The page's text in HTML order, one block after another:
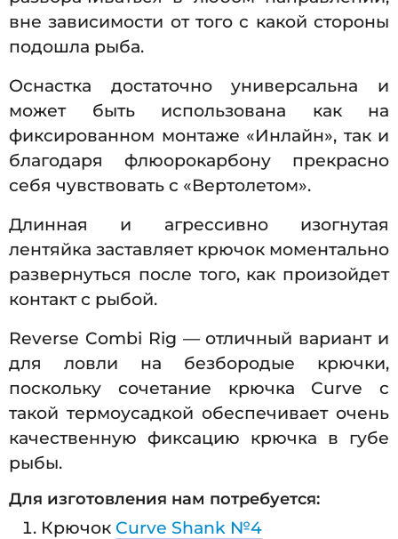
вне зависимости от того с какой стороны
подошла рыба.
Оснастка достаточно универсальна и
может быть использована как на
фиксированном монтаже «Инлайн», так и
благодаря флюорокарбону прекрасно
себя чувствовать с «Вертолетом».
Длинная и агрессивно изогнутая
лентяйка заставляет крючок моментально
развернуться после того, как произойдет
контакт с рыбой.
Reverse Combi Rig — отличный вариант и
для ловли на безбородые крючки,
поскольку сочетание крючка Curve c
такой термоусадкой обеспечивает очень
качественную фиксацию крючка в губе
рыбы.
Для изготовления нам потребуется:
Крючок Curve Shank №4